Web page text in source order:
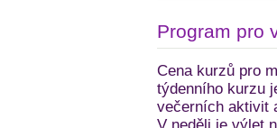
Program pro
Cena kurzů pro
týdenního kurzu
večerních aktivit
V neděli je výlet